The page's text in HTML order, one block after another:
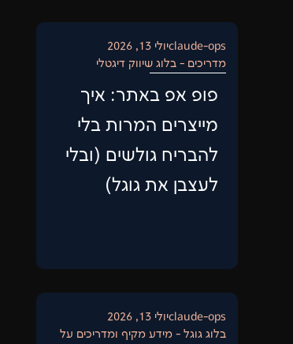
claude-opsיולי 13, 2026
מדריכים - בלוג שיווק דיגטלי
פופ אפ באתר: איך
מייצרים המרות בלי
להבריח גולשים (ובלי
לעצבן את גוגל)
claude-opsיולי 13, 2026
בלוג גוגל - מידע מקיף ומדריכים על